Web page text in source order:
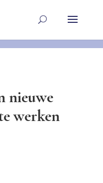
nieuwe
werken